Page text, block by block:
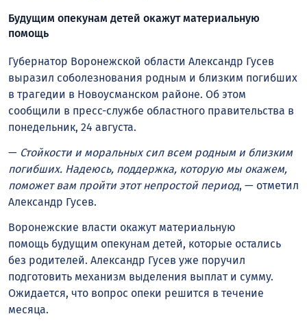
Будущим опекунам детей окажут материальную
помощь
Губернатор Воронежской области Александр Гусев
выразил соболезнования родным и близким погибших
в трагедии в Новоусманском районе. Об этом
сообщили в пресс-службе областного правительства в
понедельник, 24 августа.
— Стойкости и моральных сил всем родным и близким
погибших. Надеюсь, поддержка, которую мы окажем,
поможет вам пройти этот непростой период, — отметил
Александр Гусев.
Воронежские власти окажут материальную
помощь будущим опекунам детей, которые остались
без родителей. Александр Гусев уже поручил
подготовить механизм выделения выплат и сумму.
Ожидается, что вопрос опеки решится в течение
месяца.